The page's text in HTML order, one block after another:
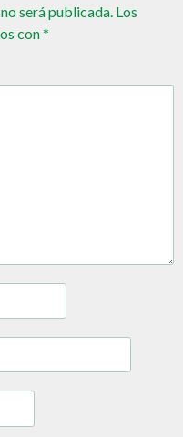
será publicada. Los
con*